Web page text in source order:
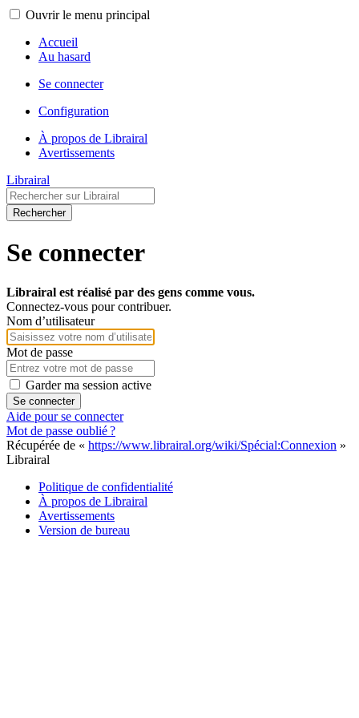
Ouvrir le menu principal
Accueil
Au hasard
Se connecter
Configuration
À propos de Librairal
Avertissements
Librairal
Rechercher
Se connecter
Librairal est réalisé par des gens comme vous.
Connectez-vous pour contribuer.
Nom d’utilisateur
Mot de passe
Garder ma session active
Se connecter
Aide pour se connecter
Mot de passe oublié ?
Récupérée de « https://www.librairal.org/wiki/Spécial:Connexion »
Librairal
Politique de confidentialité
À propos de Librairal
Avertissements
Version de bureau